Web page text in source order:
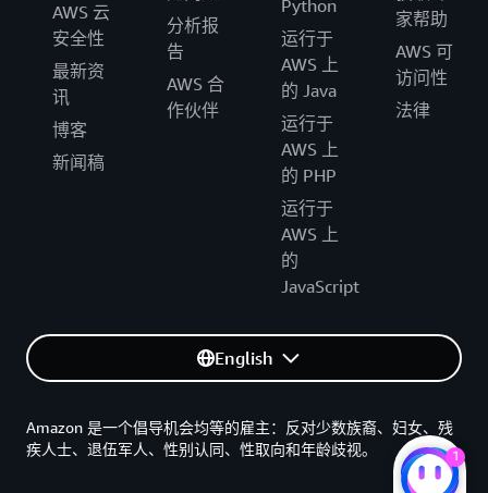
AWS 云
安全性
最新资
讯
博客
新闻稿
分析报
告
AWS 合
作伙伴
Python
运行于
AWS 上
的 Java
运行于
AWS 上
的 PHP
运行于
AWS 上
的
JavaScript
家帮助
AWS 可
访问性
法律
English
Amazon 是一个倡导机会均等的雇主：反对少数族裔、妇女、残
疾人士、退伍军人、性别认同、性取向和年龄歧视。
1